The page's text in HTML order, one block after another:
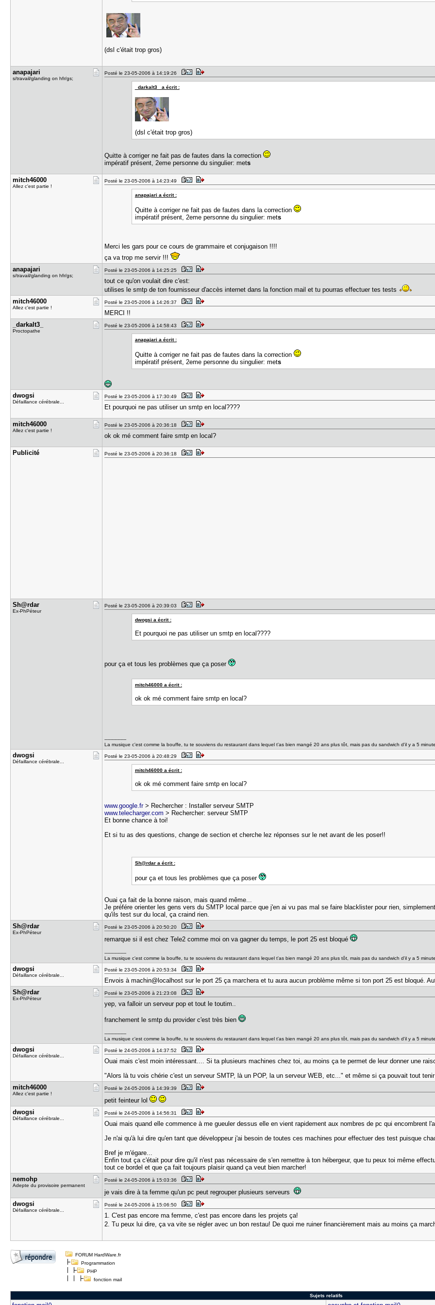
(dsl c'était trop gros)
anapajari
s/travail/glanding on hfr/gs;
Posté le 23-05-2006 à 14:19:26
_darkalt3_ a écrit :
(dsl c'était trop gros)
Quitte à corriger ne fait pas de fautes dans la correction
impératif présent, 2eme personne du singulier: mets
mitch46000
Allez c'est partie !
Posté le 23-05-2006 à 14:23:49
anapajari a écrit :
Quitte à corriger ne fait pas de fautes dans la correction
impératif présent, 2eme personne du singulier: mets
Merci les gars pour ce cours de grammaire et conjugaison !!!!
ça va trop me servir !!!
anapajari
s/travail/glanding on hfr/gs;
Posté le 23-05-2006 à 14:25:25
tout ce qu'on voulait dire c'est:
utilises le smtp de ton fournisseur d'accès internet dans la fonction mail et tu pourras effectuer tes tests
mitch46000
Allez c'est partie !
Posté le 23-05-2006 à 14:26:37
MERCI !!
_darkalt3_
Proctopathe
Posté le 23-05-2006 à 14:58:43
anapajari a écrit :
Quitte à corriger ne fait pas de fautes dans la correction
impératif présent, 2eme personne du singulier: mets
dwogsi
Défaillance cérébrale...
Posté le 23-05-2006 à 17:30:49
Et pourquoi ne pas utiliser un smtp en local????
mitch46000
Allez c'est partie !
Posté le 23-05-2006 à 20:36:18
ok ok mé comment faire smtp en local?
Publicité Posté le 23-05-2006 à 20:36:18
Sh@rdar
Ex-PhPéteur
Posté le 23-05-2006 à 20:39:03
dwogsi a écrit :
Et pourquoi ne pas utiliser un smtp en local????
pour ça et tous les problèmes que ça poser
mitch46000 a écrit :
ok ok mé comment faire smtp en local?
---------------
La musique c'est comme la bouffe, tu te souviens du restaurant dans lequel t'as bien mangé 20 ans plus tôt, mais pas du sandwich d'il y a 5
dwogsi
Défaillance cérébrale...
Posté le 23-05-2006 à 20:48:29
mitch46000 a écrit :
ok ok mé comment faire smtp en local?
www.google.fr> Rechercher : Installer serveur SMTP
www.telecharger.com > Rechercher: serveur SMTP
Et bonne chance à toi!
Et si tu as des questions, change de section et cherche lez réponses sur le net avant de les poser!!
Sh@rdar a écrit :
pour ça et tous les problèmes que ça poser
Ouai ça fait de la bonne raison, mais quand même...
Je préfére orienter les gens vers du SMTP local parce que j'en ai vu pas mal se faire blacklister pour rien,
qu'ils test sur du local, ça craind rien.
Sh@rdar
Ex-PhPéteur
Posté le 23-05-2006 à 20:50:20
remarque si il est chez Tele2 comme moi on va gagner du temps, le port 25 est bloqué
---------------
La musique c'est comme la bouffe, tu te souviens du restaurant dans lequel t'as bien mangé 20 ans plus tôt, mais pas du sandwich d'il y a 5
dwogsi
Défaillance cérébrale...
Posté le 23-05-2006 à 20:53:34
Envois à machin@localhost sur le port 25 ça marchera et tu aura aucun problème même si ton port 25 est bloqué.
Sh@rdar
Ex-PhPéteur
Posté le 23-05-2006 à 21:23:08
yep, va falloir un serveur pop et tout le toutim..
franchement le smtp du provider c'est très bien
---------------
La musique c'est comme la bouffe, tu te souviens du restaurant dans lequel t'as bien mangé 20 ans plus tôt, mais pas du sandwich d'il y a 5
dwogsi
Défaillance cérébrale...
Posté le 24-05-2006 à 14:37:52
Ouai mais c'est moin intéressant.... Si ta plusieurs machines chez toi, au moins ça te permet de leur donner une
"Alors là tu vois chérie c'est un serveur SMTP, là un POP, la un serveur WEB, etc..." et même si ça pouvait tout
mitch46000
Allez c'est partie !
Posté le 24-05-2006 à 14:39:39
petit feinteur lol
dwogsi
Défaillance cérébrale...
Posté le 24-05-2006 à 14:56:31
Ouai mais quand elle commence à me gueuler dessus elle en vient rapidement aux nombres de pc qui encombrent
Je n'ai qu'à lui dire qu'en tant que développeur j'ai besoin de toutes ces machines pour effectuer des test puisque
Bref je m'égare...
Enfin tout ça c'était pour dire qu'il n'est pas nécessaire de s'en remettre à ton hébergeur, que tu peux toi même
tout ce bordel et que ça fait toujours plaisir quand ça veut bien marcher!
nemohp
Adepte du provisoire permanent
Posté le 24-05-2006 à 15:03:36
je vais dire à ta femme qu'un pc peut regrouper plusieurs serveurs
dwogsi
Défaillance cérébrale...
Posté le 24-05-2006 à 15:06:50
1. C'est pas encore ma femme, c'est pas encore dans les projets ça!
2. Tu peux lui dire, ça va vite se régler avec un bon restau! De quoi me ruiner financièrement mais au moins ça
FORUM HardWare.fr
Programmation
PHP
fonction mail
Sujets relatifs